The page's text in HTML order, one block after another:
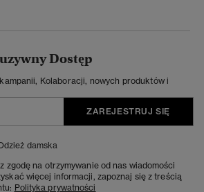
Dostęp
Kolaboracji, nowych produktów i
ZAREJESTRUJ SIĘ
damska
zgodę na otrzymywanie od nas wiadomości
więcej informacji, zapoznaj się z treścią
Polityka prywatności